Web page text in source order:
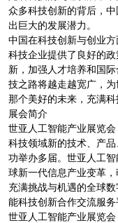
众多科技创新的背后，
出巨大的发展潜力。
中国在科技创新与创业
科技企业提供了良好的
新，加强人才培养和国
技之路将越走越宽广，
那个美好的未来，充满科
展会简介
世亚人工智能产业展览
科技领域新的技术、产
功举办多届。世亚人工
球新一代信息产业变革
充满挑战与机遇的全球
能科技创新合作交流服务
世亚人工智能产业展览